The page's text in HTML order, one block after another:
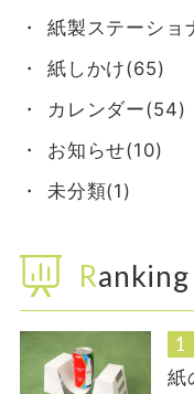
紙製ステーショ
紙しかけ(65)
カレンダー(54)
お知らせ(10)
未分類(1)
Ranking
紙